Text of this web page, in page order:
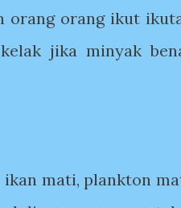
orang orang ikut
jika minyak
ikan mati, plankton